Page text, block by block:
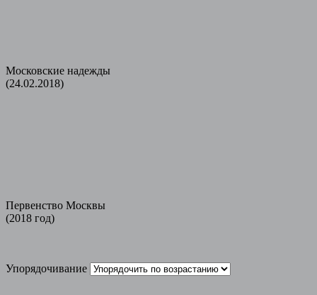
Московские надежды
(24.02.2018)
Первенство Москвы
(2018 год)
Упорядочивание